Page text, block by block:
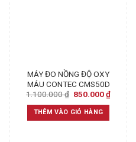
MÁY ĐO NỒNG ĐỘ OXY
MÁU CONTEC CMS50D
1.100.000₫ Original
was:
1.100.000 ₫.
850.000₫
THÊM VÀO GIỎ HÀNG